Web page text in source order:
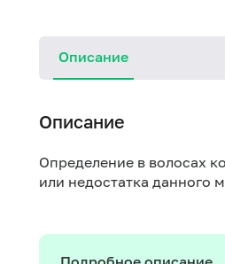
Описание
Описание
Определение в волосах
или недостатка данного